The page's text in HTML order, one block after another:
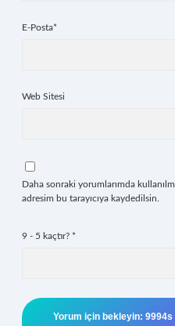
E-Posta*
Web Sitesi
Daha sonraki yorumlarımda
adresim bu tarayıcıya kaydedilsin.
9 - 5 kaçtır? *